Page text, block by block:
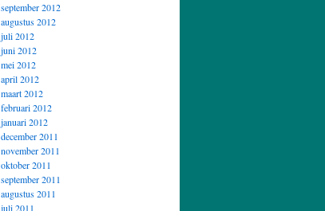
september 2012
augustus 2012
juli 2012
juni 2012
mei 2012
april 2012
maart 2012
februari 2012
januari 2012
december 2011
november 2011
oktober 2011
september 2011
augustus 2011
juli 2011